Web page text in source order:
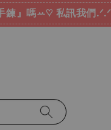
鍊』嗎ꕀ♡ 私訊我們.ᐟ.ᐟ